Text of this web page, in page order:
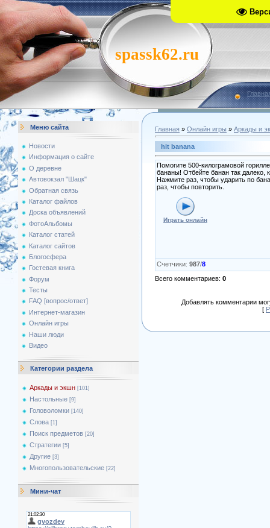
spassk62.ru
Меню сайта
Новости
Информация о сайте
О деревне
Автовокзал "Шацк"
Обратная связь
Каталог файлов
Доска объявлений
ФотоАльбомы
Каталог статей
Каталог сайтов
Блогосфера
Гостевая книга
Форум
Тесты
FAQ [вопрос/ответ]
Интернет-магазин
Онлайн игры
Наши люди
Видео
Категории раздела
Аркады и экшн [101]
Настольные [9]
Головоломки [140]
Слова [1]
Поиск предметов [20]
Стратегии [5]
Другие [3]
Многопользовательские [22]
Мини-чат
Главная » Онлайн игры » Аркады и
hit banana
Помогите 500-килограмовой
бананы! Отбейте банан так далеко,
Нажмите раз, чтобы ударить по
раз, чтобы повторить.
Играть онлайн
Счетчики: 987/8
Всего комментариев: 0
Добавлять комментарии
[